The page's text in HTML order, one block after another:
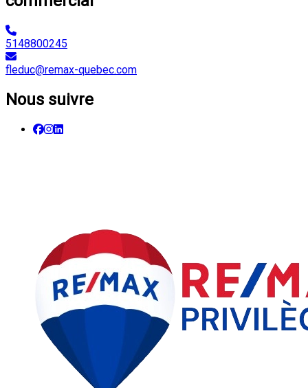
5148800245
fleduc@remax-quebec.com
Nous suivre